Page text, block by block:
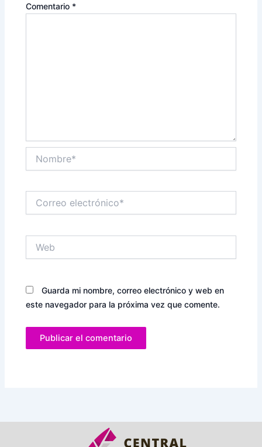
Comentario *
electrónico*
Guarda mi nombre, correo electrónico y web en
este navegador para la próxima vez que comente.